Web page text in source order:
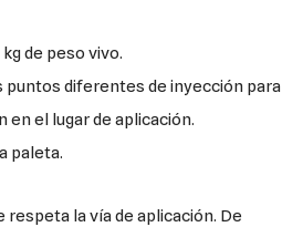
de peso vivo.
puntos diferentes de inyección para
el lugar de aplicación.
paleta.
la vía de aplicación. De